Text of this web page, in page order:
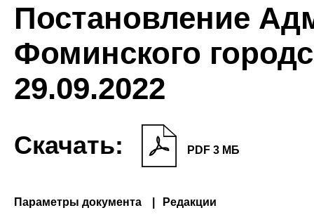
Постановление
Фоминского
29.09.2022
Скачать: PDF 3 МБ
Параметры документа Редакции